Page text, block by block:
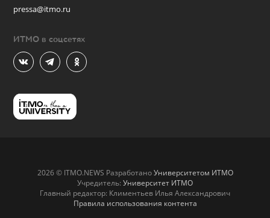
pressa@itmo.ru
ИТМО в соцсетях
2026 © ITMO.NEWS РазработаноУниверситетом ИТМО
Учредитель: Университет ИТМО
Главный редактор: Климентьев Илья Александрович
Правила использования контента